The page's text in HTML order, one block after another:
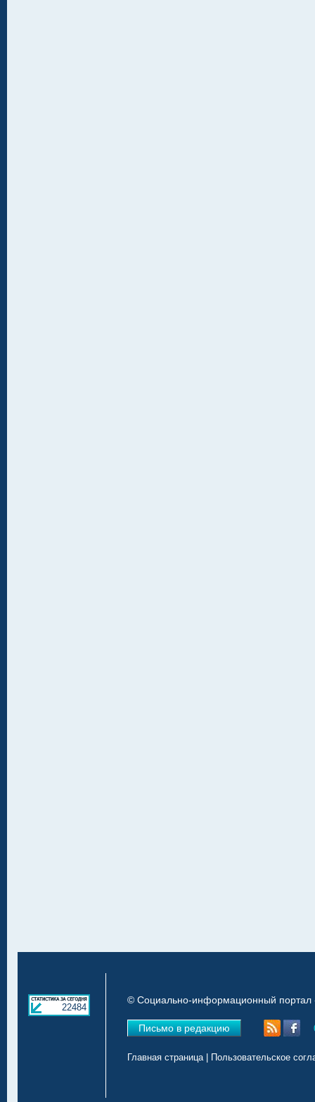
22484
© Социально-информационный портал
Письмо в редакцию
Главная страница| Пользовательское